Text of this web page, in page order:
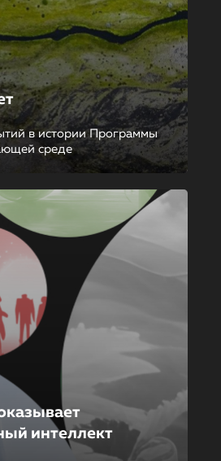
в истории Программы
среде
интеллект